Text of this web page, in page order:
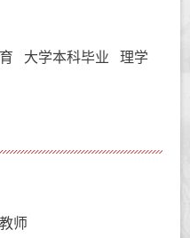
大学本科毕业 理学
师